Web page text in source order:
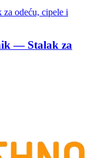
— Stalak za